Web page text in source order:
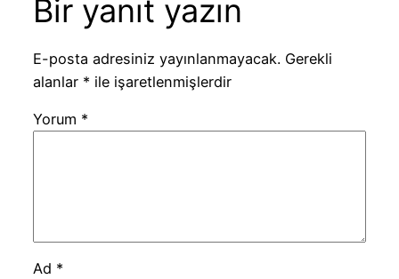
Bir yanıt yazın
E-posta adresiniz yayınlanmayacak. Gerekli
alanlar * ile işaretlenmişlerdir
Yorum *
Ad *